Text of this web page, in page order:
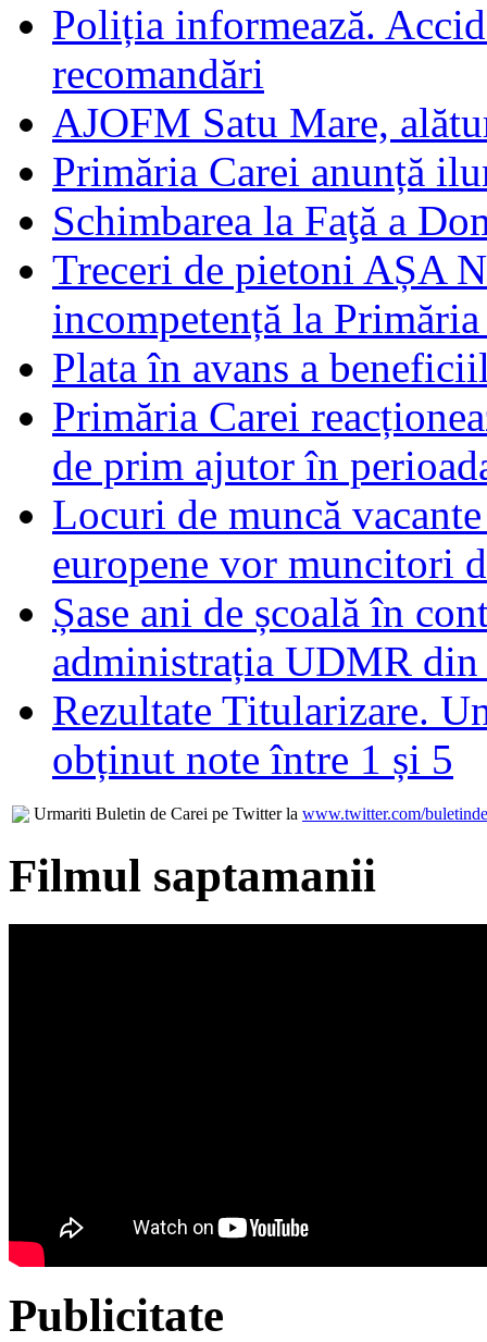
Poliția informează.
recomandări
AJOFM Satu Mare,
Primăria Carei anunță
Schimbarea la Faţă a
Treceri de pietoni AȘA
incompetență la
Plata în avans a
Primăria Carei
de prim ajutor în
Locuri de muncă
europene vor muncitori
Șase ani de școală în
administrația UDMR din
Rezultate Titularizare.
obținut note între 1 și 5
Urmariti Buletin de Carei pe Twitter la www.twitter.com/
Filmul saptamanii
Publicitate